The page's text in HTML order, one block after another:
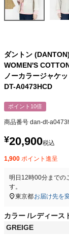
ダントン (DANTON)
WOMEN'S
ノーカラージャケ
DT-A0473HCD
ポイント10倍
商品番号 dan-dt-
¥20,900税込
1,900 ポイント進呈
明日 12時00分までの
す。
東京都お届け先を
カラー
レディース
GREIGE